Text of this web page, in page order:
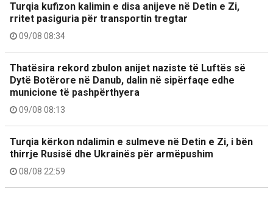
Turqia kufizon kalimin e disa anijeve në Detin e Zi,
rritet pasiguria për transportin tregtar
09/08 08:34
Thatësira rekord zbulon anijet naziste të Luftës së
Dytë Botërore në Danub, dalin në sipërfaqe edhe
municione të pashpërthyera
09/08 08:13
Turqia kërkon ndalimin e sulmeve në Detin e Zi, i bën
thirrje Rusisë dhe Ukrainës për armëpushim
08/08 22:59